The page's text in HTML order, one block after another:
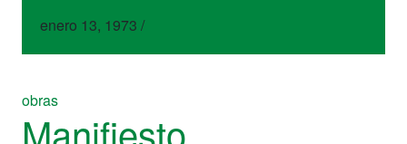
enero 13, 1973 /
obras
Manifiesto